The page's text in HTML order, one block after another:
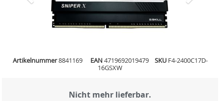
Artikelnummer8841169 EAN 4719692019479 SKU F4-2400C17D-
16GSXW
Nicht mehr lieferbar.